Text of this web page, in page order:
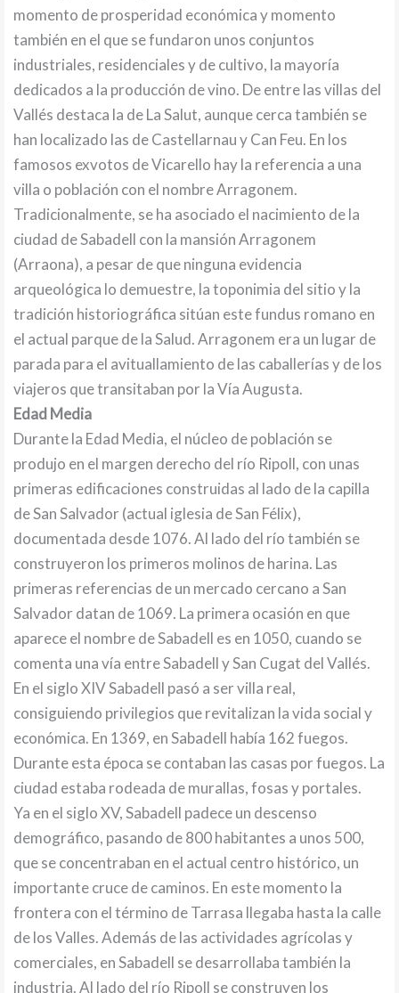
momento de prosperidad económica y momento
también en el que se fundaron unos conjuntos
industriales, residenciales y de cultivo, la mayoría
dedicados a la producción de vino. De entre las villas del
Vallés destaca la de La Salut, aunque cerca también se
han localizado las de Castellarnau y Can Feu. En los
famosos exvotos de Vicarello hay la referencia a una
villa o población con el nombre Arragonem.
Tradicionalmente, se ha asociado el nacimiento de la
ciudad de Sabadell con la mansión Arragonem
(Arraona), a pesar de que ninguna evidencia
arqueológica lo demuestre, la toponimia del sitio y la
tradición historiográfica sitúan este fundus romano en
el actual parque de la Salud. Arragonem era un lugar de
parada para el avituallamiento de las caballerías y de los
viajeros que transitaban por la Vía Augusta.
Edad Media
Durante la Edad Media, el núcleo de población se
produjo en el margen derecho del río Ripoll, con unas
primeras edificaciones construidas al lado de la capilla
de San Salvador (actual iglesia de San Félix),
documentada desde 1076. Al lado del río también se
construyeron los primeros molinos de harina. Las
primeras referencias de un mercado cercano a San
Salvador datan de 1069. La primera ocasión en que
aparece el nombre de Sabadell es en 1050, cuando se
comenta una vía entre Sabadell y San Cugat del Vallés.
En el siglo XIV Sabadell pasó a ser villa real,
consiguiendo privilegios que revitalizan la vida social y
económica. En 1369, en Sabadell había 162 fuegos.
Durante esta época se contaban las casas por fuegos. La
ciudad estaba rodeada de murallas, fosas y portales.
Ya en el siglo XV, Sabadell padece un descenso
demográfico, pasando de 800 habitantes a unos 500,
que se concentraban en el actual centro histórico, un
importante cruce de caminos. En este momento la
frontera con el término de Tarrasa llegaba hasta la calle
de los Valles. Además de las actividades agrícolas y
comerciales, en Sabadell se desarrollaba también la
industria. Al lado del río Ripoll se construyen los